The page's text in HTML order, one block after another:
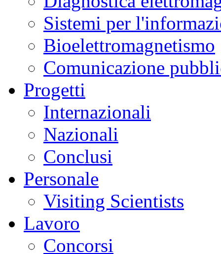
Sistemi per
Bioelettromagnetismo
Comunicazione
Progetti
Internazionali
Nazionali
Conclusi
Personale
Visiting Scientists
Lavoro
Concorsi